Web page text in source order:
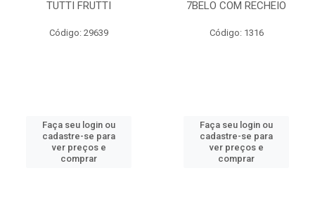
TUTTI FRUTTI
Código: 29639
Faça seu login ou
cadastre-se para
ver preços e
comprar
7BELO COM RECHEIO
Código: 1316
Faça seu login ou
cadastre-se para
ver preços e
comprar